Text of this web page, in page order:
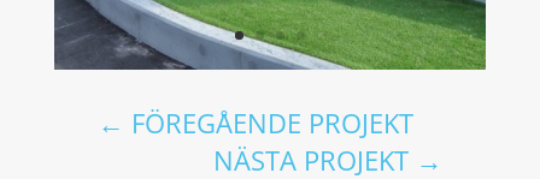
← FÖREGÅENDE PROJEKT
NÄSTA PROJEKT →